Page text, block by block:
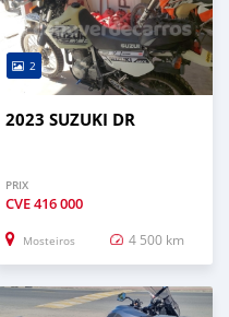
2
2023 SUZUKI DR
PRIX
CVE416 000
Mosteiros 4 500 km